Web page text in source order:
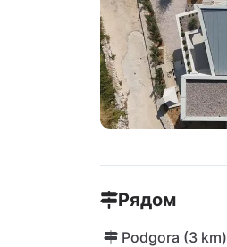
Рядом
Podgora (3 km)